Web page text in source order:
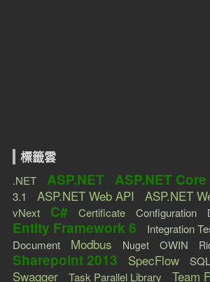
標籤雲
.NET ASP.NET ASP.NET Core
3.1
ASP.NET Web API ASP.NET
vNext
C# Certificate Configuration
Entity Framework 6 Integration
Document
Modbus Nuget OWIN
Sharepoint 2013 SpecFlow
Swagger Task Parallel Library Team